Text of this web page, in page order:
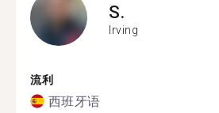
S.
Irving
流利
西班牙语